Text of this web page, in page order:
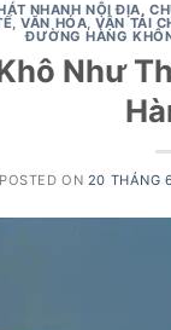
NHANH NỘI ĐỊA,
,VĂN HÓA,VẬN TẢI
ĐƯỜNG HÀNG
Như
POSTED ON 20 THÁNG